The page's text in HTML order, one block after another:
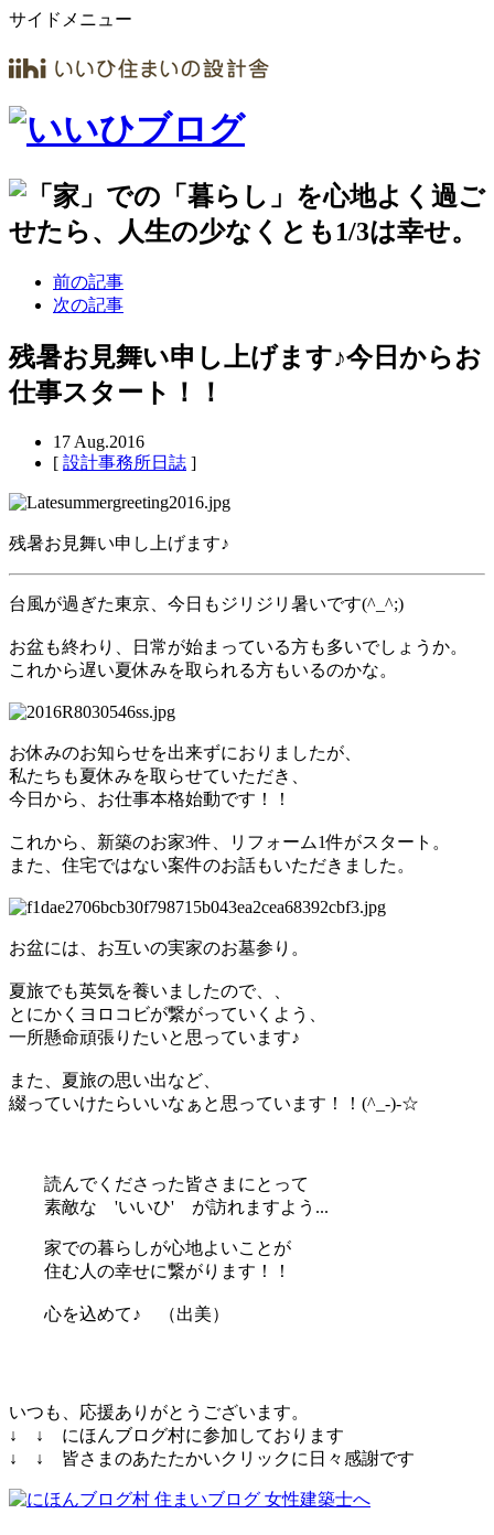
サイドメニュー
前の記事
次の記事
残暑お見舞い申し上げます♪今日からお
仕事スタート！！
17 Aug.2016
[ 設計事務所日誌 ]
残暑お見舞い申し上げます♪
台風が過ぎた東京、今日もジリジリ暑いです(^_^;)
お盆も終わり、日常が始まっている方も多いでしょうか。
これから遅い夏休みを取られる方もいるのかな。
お休みのお知らせを出来ずにおりましたが、
私たちも夏休みを取らせていただき、
今日から、お仕事本格始動です！！
これから、新築のお家3件、リフォーム1件がスタート。
また、住宅ではない案件のお話もいただきました。
お盆には、お互いの実家のお墓参り。
夏旅でも英気を養いましたので、、
とにかくヨロコビが繋がっていくよう、
一所懸命頑張りたいと思っています♪
また、夏旅の思い出など、
綴っていけたらいいなぁと思っています！！(^_-)-☆
読んでくださった皆さまにとって
素敵な 'いいひ' が訪れますよう...
家での暮らしが心地よいことが
住む人の幸せに繋がります！！
心を込めて♪ （出美）
いつも、応援ありがとうございます。
↓ ↓ にほんブログ村に参加しております
↓ ↓ 皆さまのあたたかいクリックに日々感謝です